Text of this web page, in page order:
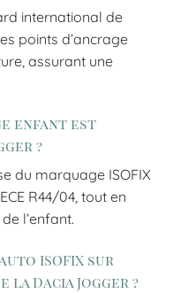
international de
points d’ancrage
assurant une
enfant est
?
du marquage ISOFIX
R44/04, tout en
l’enfant.
ISOFIX sur
Dacia Jogger ?